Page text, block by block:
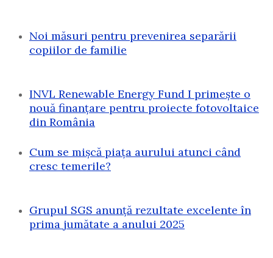
Noi măsuri pentru prevenirea separării
copiilor de familie
INVL Renewable Energy Fund I primește o
nouă finanțare pentru proiecte fotovoltaice
din România
Cum se mișcă piața aurului atunci când
cresc temerile?
Grupul SGS anunță rezultate excelente în
prima jumătate a anului 2025